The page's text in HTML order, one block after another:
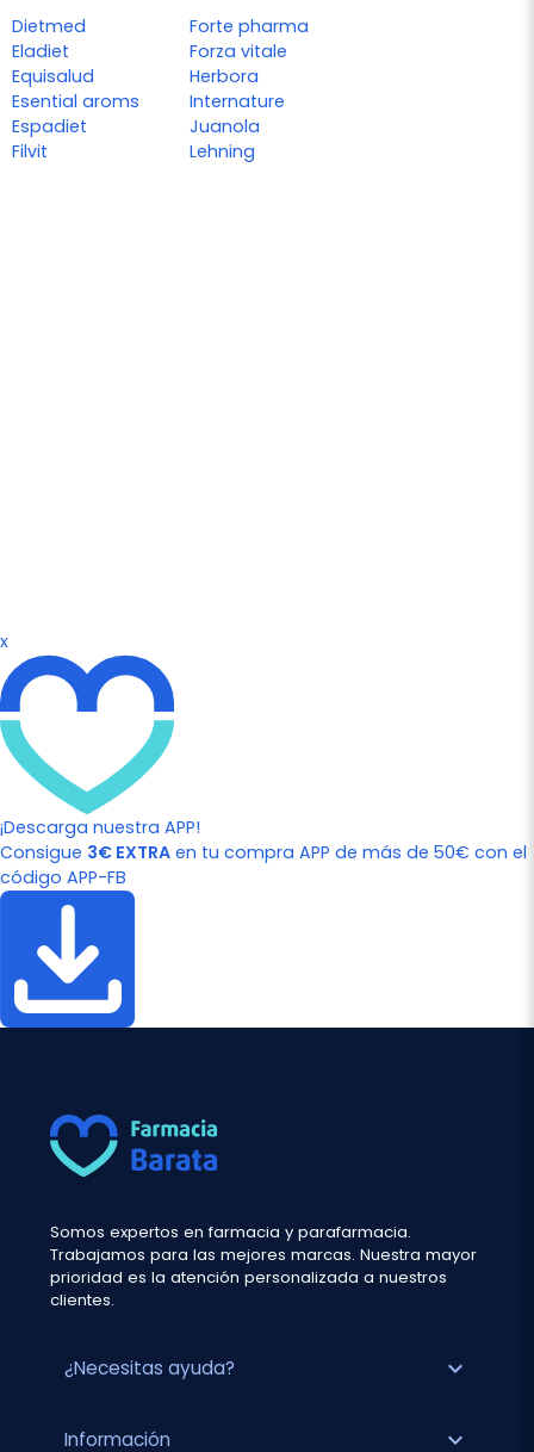
Dietmed
Eladiet
Equisalud
Esential aroms
Espadiet
Filvit
Forte pharma
Forza vitale
Herbora
Internature
Juanola
Lehning
x
¡Descarga nuestra APP!
Consigue 3€ EXTRA en tu compra APP de más de 50€ con el
código APP-FB
Somos expertos en farmacia y parafarmacia.
Trabajamos para las mejores marcas. Nuestra mayor
prioridad es la atención personalizada a nuestros
clientes.
¿Necesitas ayuda? expand_more
Información expand_more